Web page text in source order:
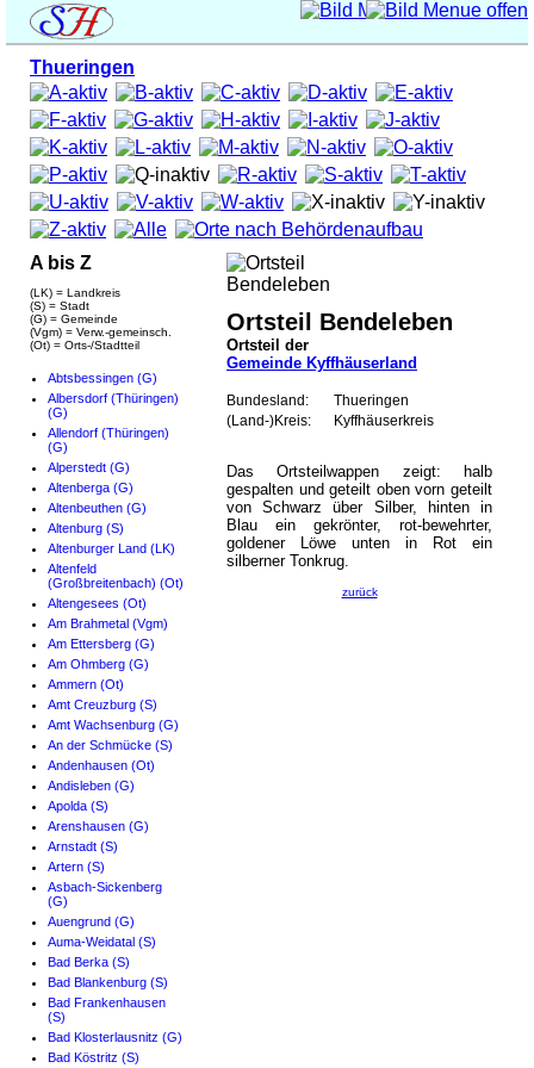
Thueringen
A bis Z
(LK) = Landkreis
(S) = Stadt
(G) = Gemeinde
(Vgm) = Verw.-gemeinsch.
(Ot) = Orts-/Stadtteil
Abtsbessingen (G)
Albersdorf (Thüringen)
(G)
Allendorf (Thüringen)
(G)
Alperstedt (G)
Altenberga (G)
Altenbeuthen (G)
Altenburg (S)
Altenburger Land (LK)
Altenfeld
(Großbreitenbach) (Ot)
Altengesees (Ot)
Am Brahmetal (Vgm)
Am Ettersberg (G)
Am Ohmberg (G)
Ammern (Ot)
Amt Creuzburg (S)
Amt Wachsenburg (G)
An der Schmücke (S)
Andenhausen (Ot)
Andisleben (G)
Apolda (S)
Arenshausen (G)
Arnstadt (S)
Artern (S)
Asbach-Sickenberg
(G)
Auengrund (G)
Auma-Weidatal (S)
Bad Berka (S)
Bad Blankenburg (S)
Bad Frankenhausen
(S)
Bad Klosterlausnitz (G)
Bad Köstritz (S)
Ortsteil Bendeleben
Ortsteil der
Gemeinde Kyffhäuserland
Bundesland:
Thueringen
(Land-)Kreis:
Kyffhäuserkreis
Das Ortsteilwappen zeigt: halb
gespalten und geteilt oben vorn geteilt
von Schwarz über Silber, hinten in
Blau ein gekrönter, rot-bewehrter,
goldener Löwe unten in Rot ein
silberner Tonkrug.
zurück